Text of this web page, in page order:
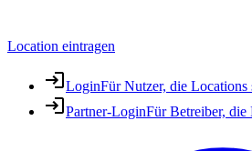
Location eintragen
LoginFür Nutzer, die Locations
Partner-LoginFür Betreiber, die